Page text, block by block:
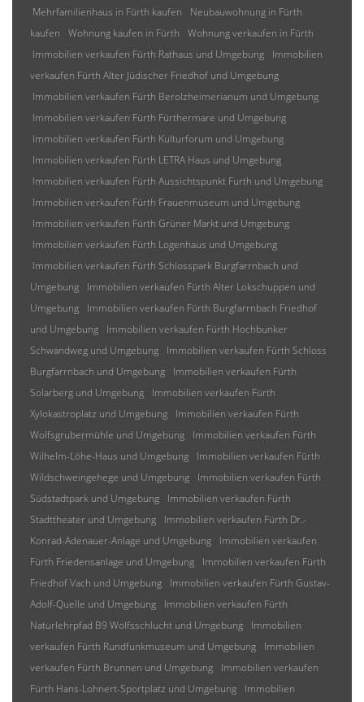
Mehrfamilienhaus in Fürth kaufen
Neubauwohnung in Fürth
kaufen
Wohnung kaufen in Fürth
Wohnung verkaufen in Fürth
Immobilien verkaufen Fürth Rathaus und Umgebung
Immobilien
verkaufen Fürth Alter Jüdischer Friedhof und Umgebung
Immobilien verkaufen Fürth Berolzheimerianum und Umgebung
Immobilien verkaufen Fürth Fürthermare und Umgebung
Immobilien verkaufen Fürth Kulturforum und Umgebung
Immobilien verkaufen Fürth LETRA Haus und Umgebung
Immobilien verkaufen Fürth Aussichtspunkt Furth und Umgebung
Immobilien verkaufen Fürth Frauenmuseum und Umgebung
Immobilien verkaufen Fürth Grüner Markt und Umgebung
Immobilien verkaufen Fürth Logenhaus und Umgebung
Immobilien verkaufen Fürth Schlosspark Burgfarrnbach und
Umgebung
Immobilien verkaufen Fürth Alter Lokschuppen und
Umgebung
Immobilien verkaufen Fürth Burgfarrnbach Friedhof
und Umgebung
Immobilien verkaufen Fürth Hochbunker
Schwandweg und Umgebung
Immobilien verkaufen Fürth Schloss
Burgfarrnbach und Umgebung
Immobilien verkaufen Fürth
Solarberg und Umgebung
Immobilien verkaufen Fürth
Xylokastroplatz und Umgebung
Immobilien verkaufen Fürth
Wolfsgrubermühle und Umgebung
Immobilien verkaufen Fürth
Wilhelm-Löhe-Haus und Umgebung
Immobilien verkaufen Fürth
Wildschweingehege und Umgebung
Immobilien verkaufen Fürth
Südstadtpark und Umgebung
Immobilien verkaufen Fürth
Stadttheater und Umgebung
Immobilien verkaufen Fürth Dr.-
Konrad-Adenauer-Anlage und Umgebung
Immobilien verkaufen
Fürth Friedensanlage und Umgebung
Immobilien verkaufen Fürth
Friedhof Vach und Umgebung
Immobilien verkaufen Fürth Gustav-
Adolf-Quelle und Umgebung
Immobilien verkaufen Fürth
Naturlehrpfad B9 Wolfsschlucht und Umgebung
Immobilien
verkaufen Fürth Rundfunkmuseum und Umgebung
Immobilien
verkaufen Fürth Brunnen und Umgebung
Immobilien verkaufen
Fürth Hans-Lohnert-Sportplatz und Umgebung
Immobilien